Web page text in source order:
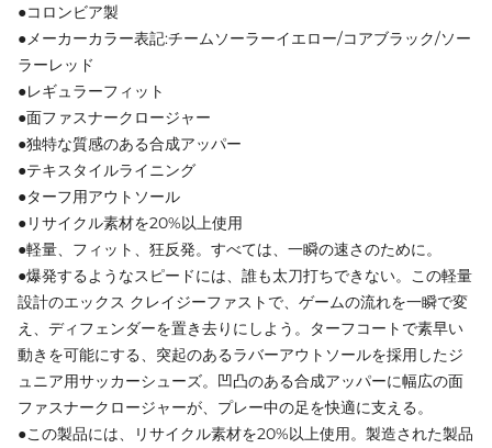
●コロンビア製
●メーカーカラー表記:チームソーラーイエロー/コアブラック/ソー
ラーレッド
●レギュラーフィット
●面ファスナークロージャー
●独特な質感のある合成アッパー
●テキスタイルライニング
●ターフ用アウトソール
●リサイクル素材を20%以上使用
●軽量、フィット、狂反発。すべては、一瞬の速さのために。
●爆発するようなスピードには、誰も太刀打ちできない。この軽量
設計のエックス クレイジーファストで、ゲームの流れを一瞬で変
え、ディフェンダーを置き去りにしよう。ターフコートで素早い
動きを可能にする、突起のあるラバーアウトソールを採用したジ
ュニア用サッカーシューズ。凹凸のある合成アッパーに幅広の面
ファスナークロージャーが、プレー中の足を快適に支える。
●この製品には、リサイクル素材を20%以上使用。製造された製品